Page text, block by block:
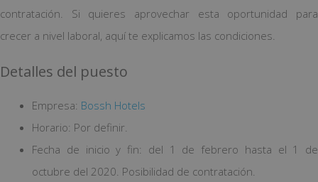
contratación. Si quieres aprovechar esta oportunidad para
crecer a nivel laboral, aquí te explicamos las condiciones.
Detalles del puesto
Empresa: Bossh Hotels
Horario: Por definir.
Fecha de inicio y fin: del 1 de febrero hasta el 1 de
octubre del 2020. Posibilidad de contratación.